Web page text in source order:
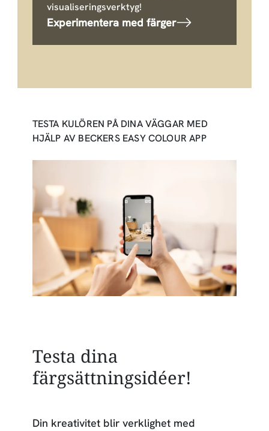
visualiseringsverktyg!
Experimentera med färger
TESTA KULÖREN PÅ DINA VÄGGAR MED
HJÄLP AV BECKERS EASY COLOUR APP
Testa dina
färgsättningsidéer!
Din kreativitet blir verklighet med